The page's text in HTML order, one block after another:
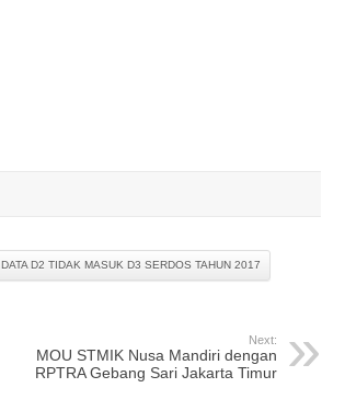
DATA D2 TIDAK MASUK D3 SERDOS TAHUN 2017
Next:
MOU STMIK Nusa Mandiri dengan
RPTRA Gebang Sari Jakarta Timur